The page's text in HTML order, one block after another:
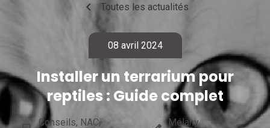
chevron_left Toutes les actualités
08 avril 2024
Installer un terrarium pour
reptiles : Guide complet
Conseils, NAC,
Mélany